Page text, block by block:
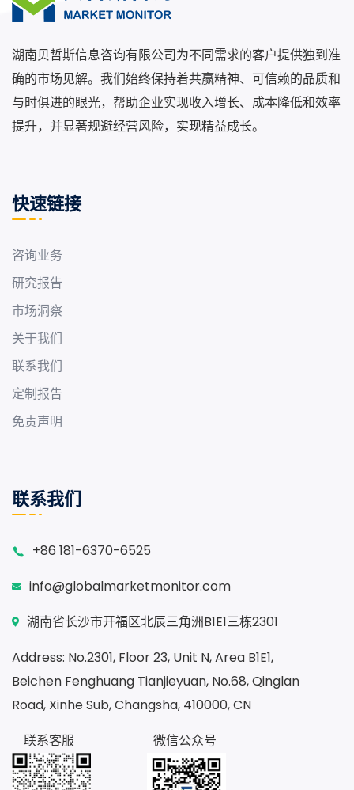
湖南贝哲斯信息咨询有限公司为不同需求的客户提供独到准
确的市场见解。我们始终保持着共赢精神、可信赖的品质和
与时俱进的眼光，帮助企业实现收入增长、成本降低和效率
提升，并显著规避经营风险，实现精益成长。
快速链接
咨询业务
研究报告
市场洞察
关于我们
联系我们
定制报告
免责声明
联系我们
+86 181-6370-6525
info@globalmarketmonitor.com
湖南省长沙市开福区北辰三角洲B1E1三栋2301
Address: No.2301, Floor 23, Unit N, Area B1E1,
Beichen Fenghuang Tianjieyuan, No.68, Qinglan
Road, Xinhe Sub, Changsha, 410000, CN
联系客服
微信公众号